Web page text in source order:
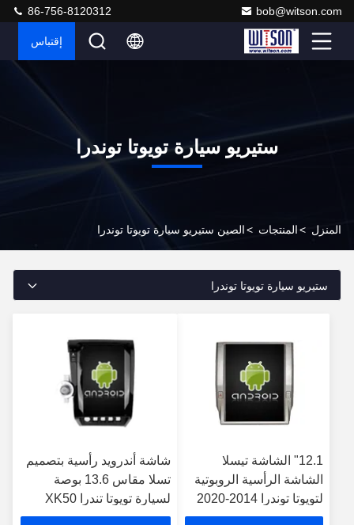
bob@witson.com
86-756-8120312
إقتباس
ستيريو سيارة تويوتا توندرا
المنزل >المنتجات >الصين ستيريو سيارة تويوتا توندرا
ستيريو سيارة تويوتا توندرا
12.1" الشاشة تيسلا
الشاشة الرأسية الروبوتية
لتويوتا توندرا 2014-2020
سيارات الوسائط المتعددة
شاشة أندرويد رأسية بتصميم
تسلا مقاس 13.6 بوصة
لسيارة تويوتا تندرا XK50
موديلات 2007-2013 وسيكويا